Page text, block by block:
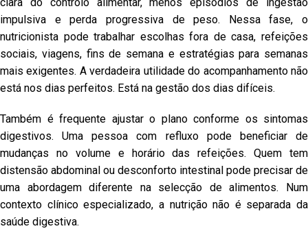
impulsiva e perda progressiva de peso. Nessa fase, o
nutricionista pode trabalhar escolhas fora de casa, refeições
sociais, viagens, fins de semana e estratégias para semanas
mais exigentes. A verdadeira utilidade do acompanhamento não
está nos dias perfeitos. Está na gestão dos dias difíceis.
Também é frequente ajustar o plano conforme os sintomas
digestivos. Uma pessoa com refluxo pode beneficiar de
mudanças no volume e horário das refeições. Quem tem
distensão abdominal ou desconforto intestinal pode precisar de
uma abordagem diferente na selecção de alimentos. Num
contexto clínico especializado, a nutrição não é separada da
saúde digestiva.